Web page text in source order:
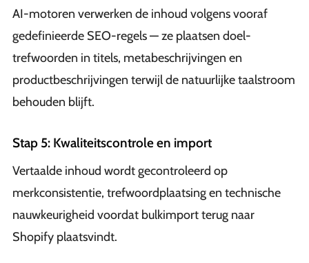
AI-motoren verwerken de inhoud volgens vooraf
gedefinieerde SEO-regels — ze plaatsen doel-
trefwoorden in titels, metabeschrijvingen en
productbeschrijvingen terwijl de natuurlijke taalstroom
behouden blijft.
Stap 5: Kwaliteitscontrole en import
Vertaalde inhoud wordt gecontroleerd op
merkconsistentie, trefwoordplaatsing en technische
nauwkeurigheid voordat bulkimport terug naar
Shopify plaatsvindt.